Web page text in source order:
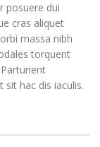
posuere dui
cras aliquet
massa nibh
torquent
hac dis iaculis.